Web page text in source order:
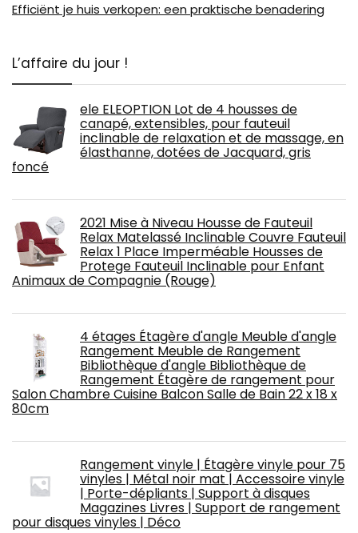
Efficiënt je huis verkopen: een praktische benadering
L’affaire du jour !
ele ELEOPTION Lot de 4 housses de
canapé, extensibles, pour fauteuil
inclinable de relaxation et de massage, en
élasthanne, dotées de Jacquard, gris
foncé
2021 Mise à Niveau Housse de Fauteuil
Relax Matelassé Inclinable Couvre Fauteuil
Relax 1 Place Imperméable Housses de
Protege Fauteuil Inclinable pour Enfant
Animaux de Compagnie (Rouge)
4 étages Étagère d'angle Meuble d'angle
Rangement Meuble de Rangement
Bibliothèque d'angle Bibliothèque de
Rangement Étagère de rangement pour
Salon Chambre Cuisine Balcon Salle de Bain 22 x 18 x
80cm
Rangement vinyle | Étagère vinyle pour 75
vinyles | Métal noir mat | Accessoire vinyle
| Porte-dépliants | Support à disques
Magazines Livres | Support de rangement
pour disques vinyles | Déco